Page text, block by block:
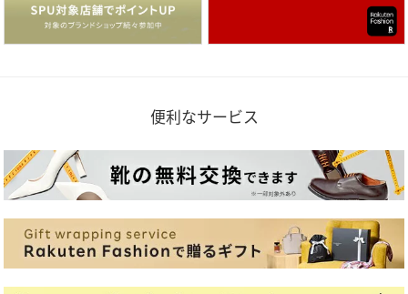
便利なサービス